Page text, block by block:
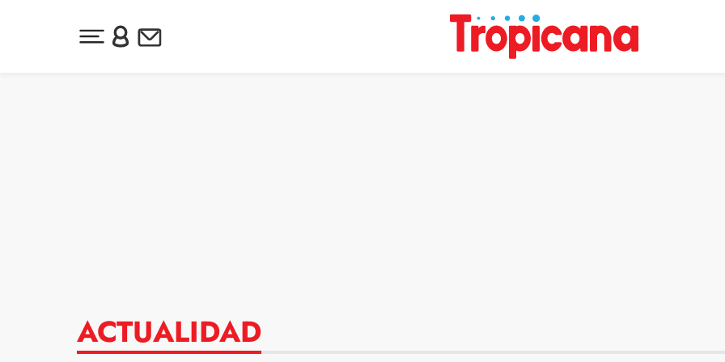
Desplegar menú principal
Inicia sesión o regístrate
Newsletter
ACTUALIDAD